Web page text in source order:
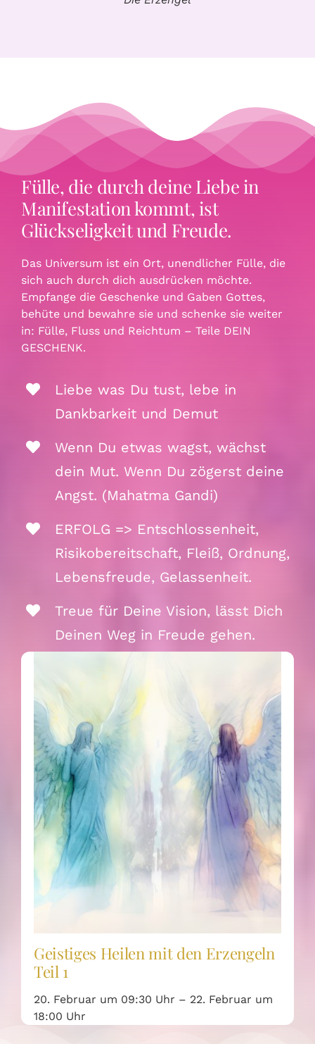
Fülle, die durch deine Liebe in
Manifestation kommt, ist
Glückseligkeit und Freude.
Das Universum ist ein Ort, unendlicher Fülle, die
sich auch durch dich ausdrücken möchte.
Empfange die Geschenke und Gaben Gottes,
behüte und bewahre sie und schenke sie weiter
in: Fülle, Fluss und Reichtum – Teile DEIN
GESCHENK.
Liebe was Du tust, lebe in
Dankbarkeit und Demut
Wenn Du etwas wagst, wächst
dein Mut. Wenn Du zögerst deine
Angst. (Mahatma Gandi)
ERFOLG => Entschlossenheit,
Risikobereitschaft, Fleiß, Ordnung,
Lebensfreude, Gelassenheit.
Treue für Deine Vision, lässt Dich
Deinen Weg in Freude gehen.
Geistiges Heilen mit den Erzengeln
Teil 1
20. Februar um 09:30 Uhr – 22. Februar um
18:00 Uhr